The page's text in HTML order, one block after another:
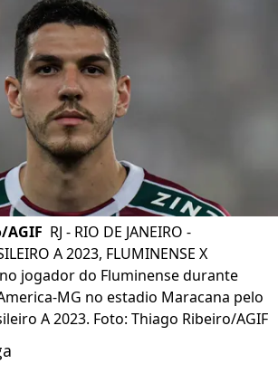
AGIF RJ - RIO DE JANEIRO -
A 2023, FLUMINENSE X
jogador do Fluminense durante
MG no estadio Maracana pelo
A 2023. Foto: Thiago Ribeiro/AGIF